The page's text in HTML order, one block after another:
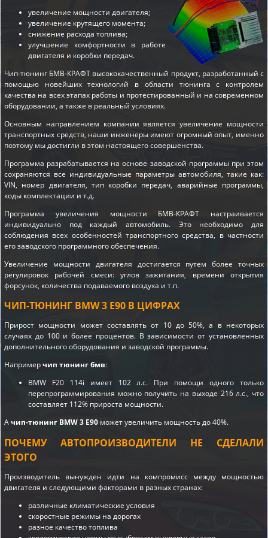
увеличение мощности двигателя;
увеличение крутящего момента;
снижение расхода топлива;
улучшение комфортности в работе
двигателя и коробки передач.
Чип-тюнинг БМВ-КРАФТ высококачественный продукт, разработанный с
помощью новейших технологий в области тюнинга с контролем
качества на всех этапах работы и протестированный и на современном
оборудовании, а также в реальный условиях.
Основным направлением компании является увеличение мощности
транспортных средств, наши инженеры имеют огромный опыт, именно
поэтому мы достигли в этом настоящего совершенства.
Программа разрабатывается на основе заводской программы при этом
сохраняются все индивидуальные параметры автомобиля, такие как:
VIN, номер двигателя, тип коробки передач, аварийные программы,
коды комплектации и т.д.
Программа увеличения мощности БМВ-КРАФТ настраивается
индивидуально под каждый автомобиль. Это необходимо для
соблюдения всех особенностей транспортного средства, в частности
его заводского программного обеспечения.
Увеличение мощности двигателя достигается путем более точных
регулировок рабочей смеси: углов зажигания, времени открытия
форсунок, количества подаваемого воздуха и т.п.
ЧИП-ТЮНИНГ BMW 3 E90 В ЦИФРАХ
Прирост мощности может составлять от 10 до 50%, а в некоторых
случаях до 100 и более процентов. В зависимости от установленных
дополнительного оборудования и заводской программы.
Напримерчип тюнинг бмв:
BMW F20 114i имеет 102 л.с. При помощи одного только
перепрограммирования можно получить на выходе 216 л.с., что
составляет 112% прироста мощности.
Ачип-тюнинг BMW 3 E90 может увеличить мощность до 40%.
ПОЧЕМУ АВТОПРОИЗВОДИТЕЛИ НЕ СДЕЛАЛИ
ЭТОГО
Производитель вынужден идти на компромисс между мощностью
двигателя и следующими факторами в разных странах:
различные климатические условия
скоростные режимы на дорогах
разное качество топлива